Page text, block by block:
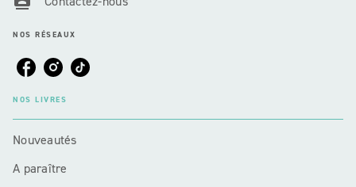
NOS RÉSEAUX
NOS LIVRES
Nouveautés
A paraître